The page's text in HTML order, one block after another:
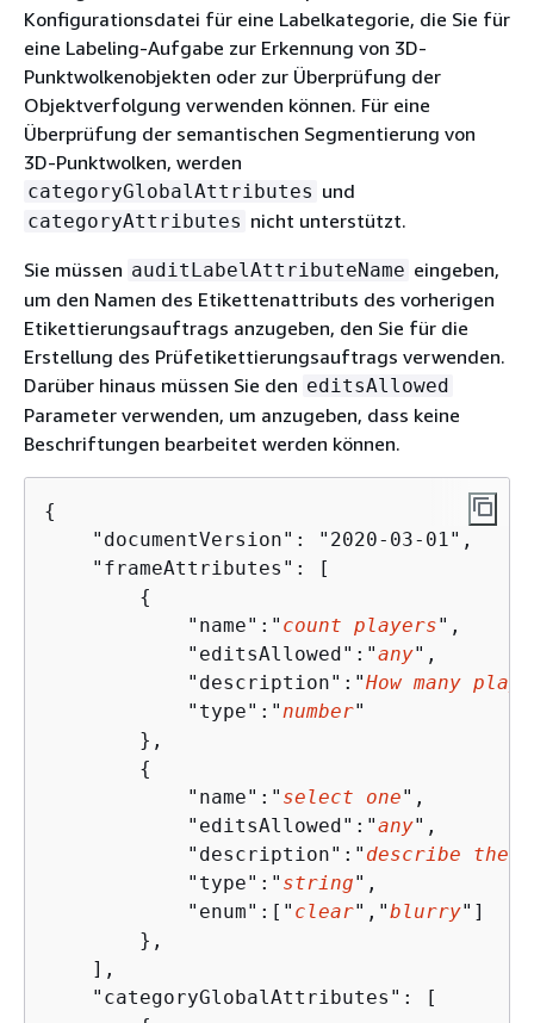
Konfigurationsdatei für eine Labelkategorie, die Sie für
eine Labeling-Aufgabe zur Erkennung von 3D-
Punktwolkenobjekten oder zur Überprüfung der
Objektverfolgung verwenden können. Für eine
Überprüfung der semantischen Segmentierung von
3D-Punktwolken, werden
categoryGlobalAttributes und
categoryAttributes nicht unterstützt.
Sie müssen auditLabelAttributeName eingeben,
um den Namen des Etikettenattributs des vorherigen
Etikettierungsauftrags anzugeben, den Sie für die
Erstellung des Prüfetikettierungsauftrags verwenden.
Darüber hinaus müssen Sie den editsAllowed
Parameter verwenden, um anzugeben, dass keine
Beschriftungen bearbeitet werden können.
{
    "documentVersion": "2020-03-01",
    "frameAttributes": [
{
            "name":"
count players",
            "editsAllowed":"
any",
            "description":"
How many
            "type":"
number"
        },
{
            "name":"
select one",
            "editsAllowed":"
any",
            "description":"
describe the
            "type":"
string",
            "enum":["
clear","blurry"]
        },
    ],
    "categoryGlobalAttributes": [